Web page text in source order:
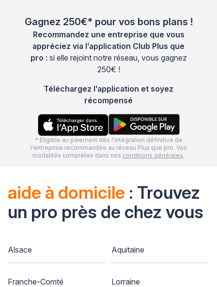
Gagnez 250€* pour vos bons plans !
Recommandez une entreprise que vous
appréciez via l’application Club Plus que
pro : si elle rejoint notre réseau, vous gagnez
250€ !
Téléchargez l’application et soyez
récompensé
* Eligible au paiement dès l'intégration définitive de
l'entreprise recommandée au réseau Plus que pro. Voir
modalités complètes dans nos conditions générales.
aide à domicile : Trouvez
un pro près de chez vous
Alsace Aquitaine
Franche-Comté Lorraine